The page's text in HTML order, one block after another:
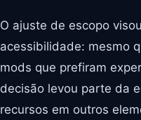
O ajuste de escopo
acessibilidade: mesmo
mods que prefiram
decisão levou parte da
recursos em outros